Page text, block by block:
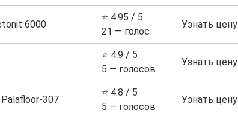
6000
⭐ 4.95 / 5
21 — голос
Узнать цену
⭐ 4.9 / 5
5 — голосов
Узнать цену
Palafloor-307
⭐ 4.8 / 5
5 — голосов
Узнать цену